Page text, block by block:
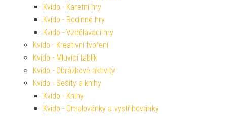
Kvído - Karetní hry
Kvído - Rodinné hry
Kvído - Vzdělávací hry
Kvído - Kreativní tvoření
Kvído - Mluvící tablík
Kvído - Obrázkové aktivity
Kvído - Sešity a knihy
Kvído - Knihy
Kvído - Omalovánky a vystřihovánky